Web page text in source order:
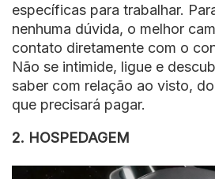
específicas para trabalhar.
nenhuma dúvida, o melhor
contato diretamente com o
Não se intimide, ligue e
saber com relação ao visto,
que precisará pagar.
2. HOSPEDAGEM